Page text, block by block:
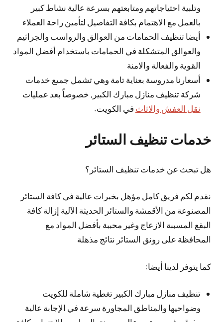
وتلبية احتياجاتهم ومتابعتهم بسرعة عالية نشاط كبير
بالعمل مع الاهتمام بكافة التفاصيل لتأمين راحة العملاء
أيضا تنظيف الحمامات من العوالق والرواسب والجراثيم
والعوالق المتشكلة في الحمامات باستخدام أفضل المواد
القوية والفعالة والامنة
أسعارنا مدروسة بعناية تامة وهي تشمل جميع خدمات
شركة تنظيف منازل مبارك الكبير, خصوصاً بعد عمليات
نقل العفش والاثاث في الكويت.
خدمات تنظيف الستائر
هل تبحث عن خدمات تنظيف الستائر؟
نقدم لكم فريق كامل مؤهل بخبرات عالية في كافة الستائر
المصنوعة من الأقمشة والستائر الحديثة الآلية إزالة كافة
البقع المسببة الازعاج وغير محببة بأفضل المواد مع
المحافظة على رونق الستائر نتائج مذهلة
كما يتوفر لدينا أيضا:
تنظيف منازل مبارك الكبير تغطية شاملة للكويت
وضواحيها والمناطق المجاورة سرعة في الإجابة عالية